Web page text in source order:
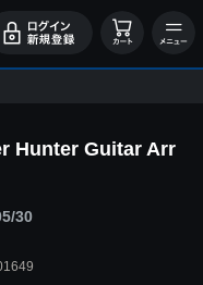
Hunter Guitar Arr
30